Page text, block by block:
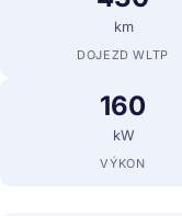
km
DOJEZD WLTP
160
kW
VÝKON